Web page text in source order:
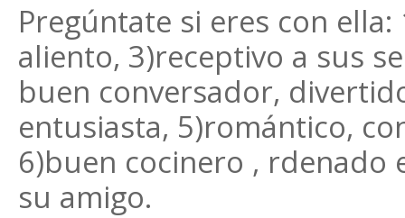
Pregúntate si eres con
aliento, 3)receptivo a sus
buen conversador,
entusiasta, 5)romántico,
6)buen cocinero , rdenado
su amigo.